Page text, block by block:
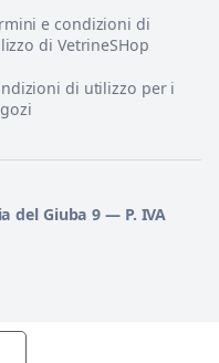
e condizioni di
di VetrineSHop
di utilizzo per i
del Giuba 9 — P. IVA